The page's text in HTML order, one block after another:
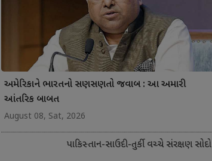
અમેરિકાને ભારતનો સણસણતો જવાબ : આ અમારી
આંતરિક બાબત
August 08, Sat, 2026
પાકિસ્તાન-સાઉદી-તુર્કી વચ્ચે સંરક્ષણ સોદો